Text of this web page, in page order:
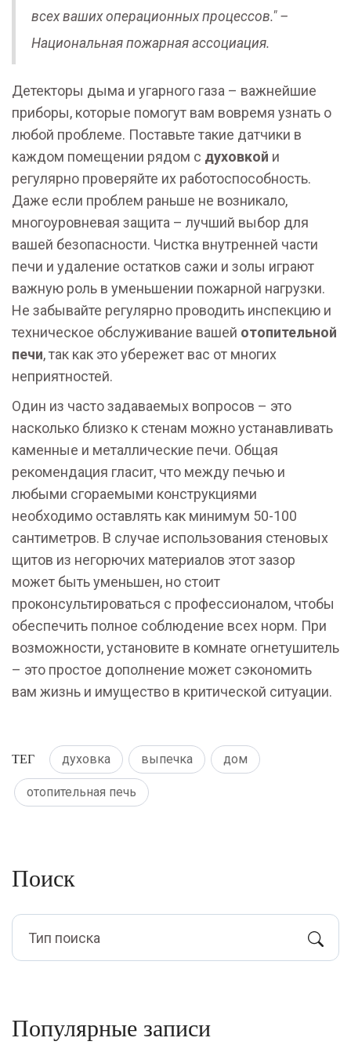
всех ваших операционных процессов." –
Национальная пожарная ассоциация.
Детекторы дыма и угарного газа – важнейшие
приборы, которые помогут вам вовремя узнать о
любой проблеме. Поставьте такие датчики в
каждом помещении рядом с духовкой и
регулярно проверяйте их работоспособность.
Даже если проблем раньше не возникало,
многоуровневая защита – лучший выбор для
вашей безопасности. Чистка внутренней части
печи и удаление остатков сажи и золы играют
важную роль в уменьшении пожарной нагрузки.
Не забывайте регулярно проводить инспекцию и
техническое обслуживание вашей отопительной
печи, так как это убережет вас от многих
неприятностей.
Один из часто задаваемых вопросов – это
насколько близко к стенам можно устанавливать
каменные и металлические печи. Общая
рекомендация гласит, что между печью и
любыми сгораемыми конструкциями
необходимо оставлять как минимум 50-100
сантиметров. В случае использования стеновых
щитов из негорючих материалов этот зазор
может быть уменьшен, но стоит
проконсультироваться с профессионалом, чтобы
обеспечить полное соблюдение всех норм. При
возможности, установите в комнате огнетушитель
– это простое дополнение может сэкономить
вам жизнь и имущество в критической ситуации.
ТЕГ духовка выпечка дом
отопительная печь
Поиск
Популярные записи